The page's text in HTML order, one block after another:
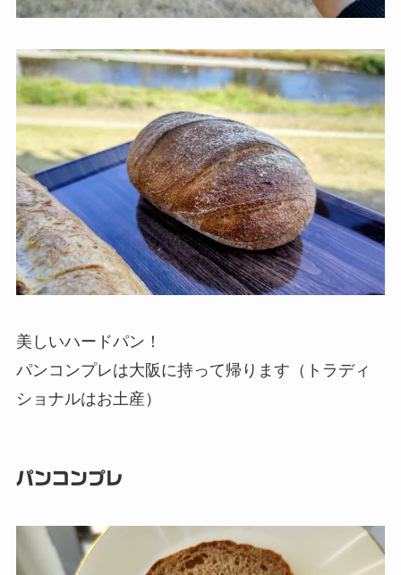
美しいハードパン！
パンコンプレは大阪に持って帰ります（トラディ
ショナルはお土産）
パンコンプレ